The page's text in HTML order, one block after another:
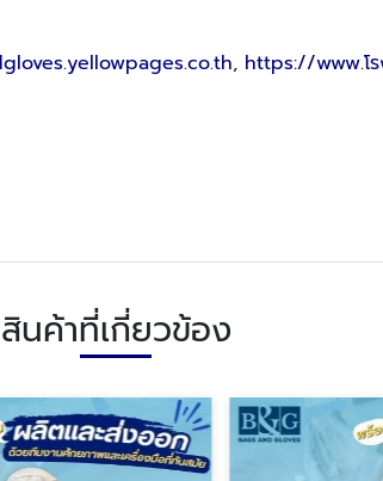
, https://www.โ
สินค้าที่เกี่ยวข้อง